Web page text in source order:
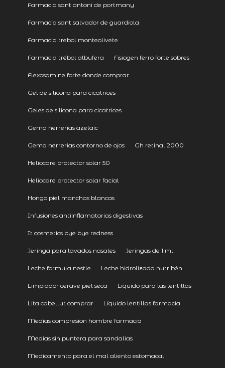
Farmacia sant antoni de portmany
Farmacia sant salvador de guardiola
Farmacia trebol monteolivete
Farmacia trébol albufera Fisiogen ferro forte sobres
Flexosamine forte donde comprar
Gel de silicona para cicatrices
Geles de silicona para cicatrices
Gema herrerias azelaic
Gema herrerias contorno de ojos Gh retinal 2000
Heliocare protector solar 50
Heliocare protector solar facial
Hongo piel manchas blancas
Infusiones antiinflamatorias digestivas
It cosmetics bye bye redness
Jeringa para lavados nasales Jeringas de 1 ml
Leche formula nestle Leche hidrolizada nutribén
Limpiador cerave piel seca Liquido para las lentillas
Lita cabellut comprar Líquido lentillas farmacia
Medias compresion hombre farmacia
Medias sin puntera para sandalias
Medicamento para el mal aliento estomacal